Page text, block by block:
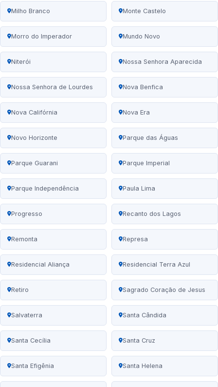
Milho Branco Monte Castelo
Morro do Imperador Mundo Novo
Niterói Nossa Senhora Aparecida
Nossa Senhora de Lourdes Nova Benfica
Nova Califórnia Nova Era
Novo Horizonte Parque das Águas
Parque Guarani Parque Imperial
Parque Independência Paula Lima
Progresso Recanto dos Lagos
Remonta Represa
Residencial Aliança Residencial Terra Azul
Retiro Sagrado Coração de Jesus
Salvaterra Santa Cândida
Santa Cecília Santa Cruz
Santa Efigênia Santa Helena